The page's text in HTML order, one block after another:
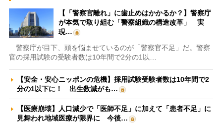
【「警察官離れ」に歯止めはかかるか？】警察庁
が本気で取り組む「警察組織の構造改革」 実
現…
警察庁が目下、頭を悩ませているのが「警察官不足」だ。警察
官の採用試験の受験者数は10年間で2分の1以…
【安全・安心ニッポンの危機】採用試験受験者数は10年間で2
分の1以下に！ 出生数減がも…
【医療崩壊】人口減少で「医師不足」に加えて「患者不足」に
見舞われ地域医療が限界に 今後…